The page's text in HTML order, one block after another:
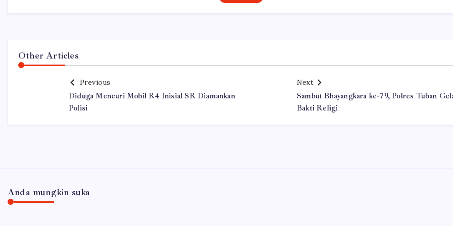
Other Articles
Previous
Diduga Mencuri Mobil R4 Inisial SR Diamankan
Polisi
Next
Sambut Bhayangkara ke-79, Polres Tuban
Bakti Religi
Anda mungkin suka